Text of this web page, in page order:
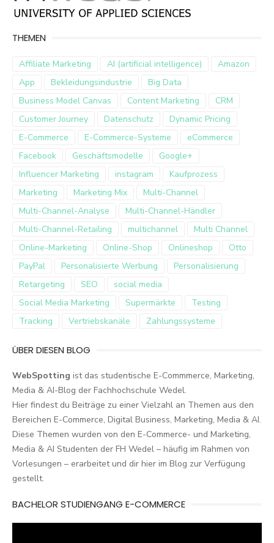
THEMEN
Affiliate Marketing AI (artificial intelligence)
Amazon
App
Bekleidungsindustrie
Big Data
Business Model Canvas
Content Marketing
CRM
Customer Journey
Datenschutz
Dynamic Pricing
E-Commerce
E-Commerce-Systeme
eCommerce
Facebook
Geschäftsmodelle
Google+
Influencer Marketing
instagram
Kaufprozess
Marketing
Marketing Mix
Multi-Channel
Multi-Channel-Analyse
Multi-Channel-Händler
Multi-Channel-Retailing
multichannel
Multi Channel
Online-Marketing
Online-Shop Onlineshop
Otto
PayPal
Personalisierte Werbung
Personalisierung
Retargeting
SEO
social media
Social Media Marketing
Supermärkte
Testing
Tracking
Vertriebskanäle Zahlungssysteme
ÜBER DIESEN BLOG
WebSpotting ist das studentische E-Commmerce, Marketing,
Media & AI-Blog der Fachhochschule Wedel.
Hier findest du Beiträge zu einer Vielzahl an Themen aus den
Bereichen E-Commerce, Digital Business, Marketing, Media & AI.
Diese Themen wurden von den E-Commerce- und Marketing,
Media & AI Studenten der FH Wedel – häufig im Rahmen von
Vorlesungen – erarbeitet und dir hier im Blog zur Verfügung
gestellt.
BACHELOR STUDIENGANG E-COMMERCE